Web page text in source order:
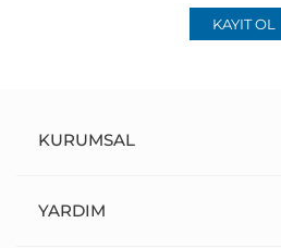
KAYIT OL
KURUMSAL
YARDIM